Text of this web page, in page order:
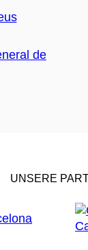
UNSERE